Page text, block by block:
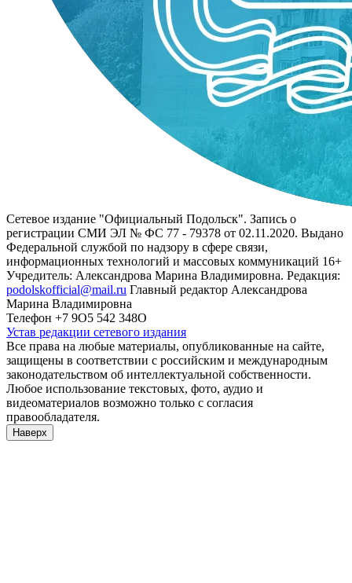
Сетевое издание "Официальный Подольск". Запись о
регистрации СМИ ЭЛ № ФС 77 - 79378 от 02.11.2020. Выдано
Федеральной службой по надзору в сфере связи,
информационных технологий и массовых коммуникаций 16+
Учредитель: Александрова Марина Владимировна. Редакция:
podolskofficial@mail.ru Главный редактор Александрова
Марина Владимировна
Телефон +7 9О5 542 348О
Устав редакции сетевого издания
Все права на любые материалы, опубликованные на сайте,
защищены в соответствии с российским и международным
законодательством об интеллектуальной собственности.
Любое использование текстовых, фото, аудио и
видеоматериалов возможно только с согласия
правообладателя.
Наверх